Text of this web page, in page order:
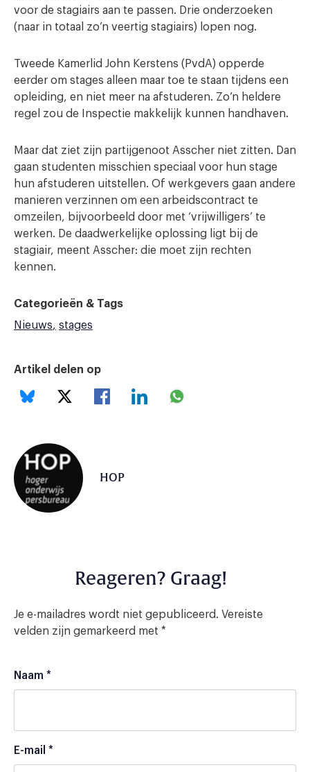
voor de stagiairs aan te passen. Drie onderzoeken
(naar in totaal zo’n veertig stagiairs) lopen nog.
Tweede Kamerlid John Kerstens (PvdA) opperde
eerder om stages alleen maar toe te staan tijdens een
opleiding, en niet meer na afstuderen. Zo’n heldere
regel zou de Inspectie makkelijk kunnen handhaven.
Maar dat ziet zijn partijgenoot Asscher niet zitten. Dan
gaan studenten misschien speciaal voor hun stage
hun afstuderen uitstellen. Of werkgevers gaan andere
manieren verzinnen om een arbeidscontract te
omzeilen, bijvoorbeeld door met ‘vrijwilligers’ te
werken. De daadwerkelijke oplossing ligt bij de
stagiair, meent Asscher: die moet zijn rechten
kennen.
Categorieën & Tags
Nieuws
stages
Artikel delen op
HOP
Reageren? Graag!
Je e-mailadres wordt niet gepubliceerd. Vereiste
velden zijn gemarkeerd met *
Naam *
E-mail *